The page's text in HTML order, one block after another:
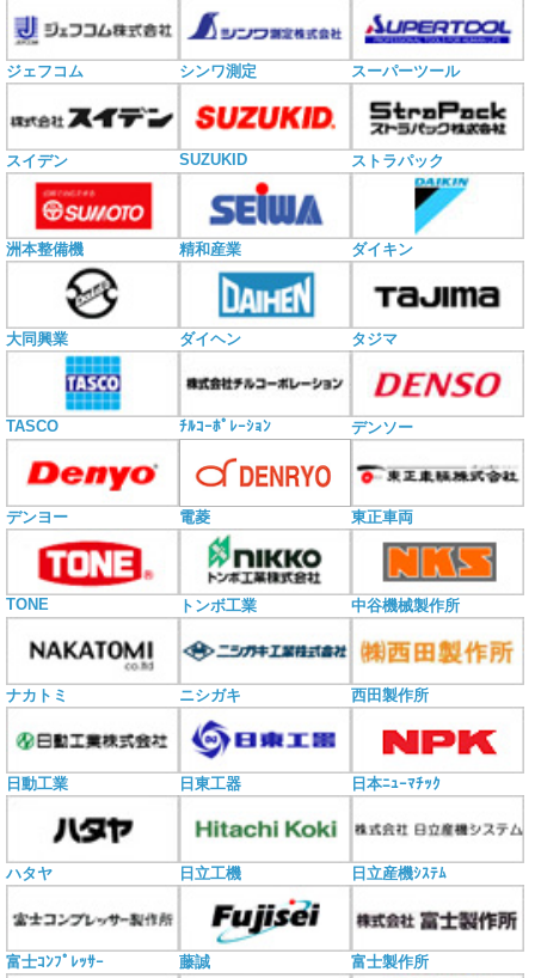
ジェフコム シンワ測定 スーパーツール
スイデン SUZUKID ストラパック
洲本整備機 精和産業 ダイキン
大同興業 ダイヘン タジマ
TASCO ﾁﾙｺｰﾎﾟﾚｰｼｮﾝ デンソー
デンヨー 電菱 東正車両
TONE トンボ工業 中谷機械製作所
ナカトミ ニシガキ 西田製作所
日動工業 日東工器 日本ﾆｭｰﾏﾁｯｸ
ハタヤ 日立工機 日立産機ｼｽﾃﾑ
富士ｺﾝﾌﾟﾚｯｻｰ 藤誠 富士製作所